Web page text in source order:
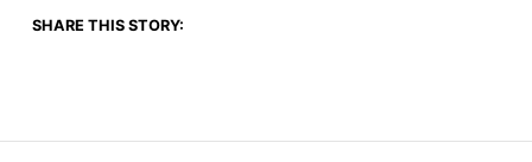
SHARE THIS STORY: